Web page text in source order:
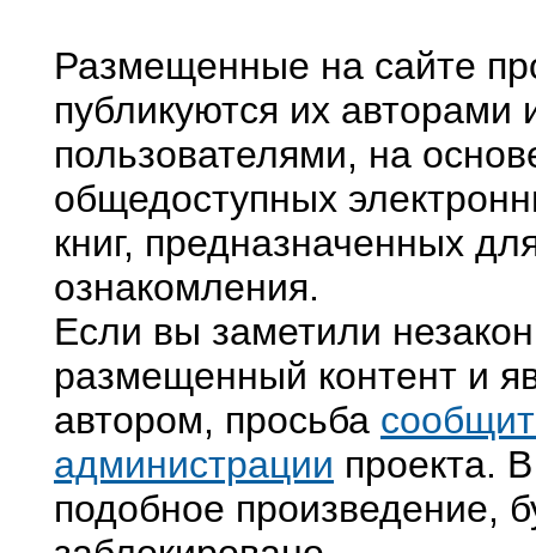
Размещенные на сайте
публикуются их авторами
пользователями, на
общедоступных
книг, предназначенных
ознакомления.
Если вы заметили
размещенный контент и
автором, просьба
администрации проекта.
подобное произведение,